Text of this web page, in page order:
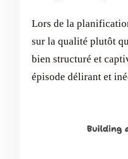
Lors de la
sur la qualité plutôt
bien structuré et
épisode délirant et